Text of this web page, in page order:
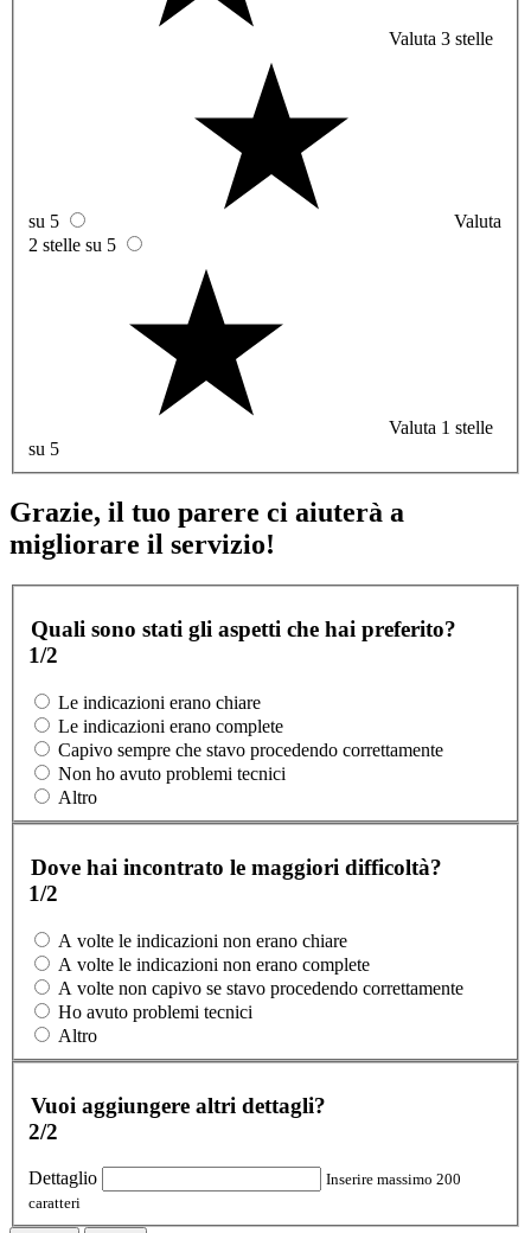
Valuta 3 stelle
su 5
Valuta
2 stelle su 5
Valuta 1 stelle
su 5
Grazie, il tuo parere ci aiuterà a
migliorare il servizio!
Quali sono stati gli aspetti che hai preferito?
1/2
Le indicazioni erano chiare
Le indicazioni erano complete
Capivo sempre che stavo procedendo correttamente
Non ho avuto problemi tecnici
Altro
Dove hai incontrato le maggiori difficoltà?
1/2
A volte le indicazioni non erano chiare
A volte le indicazioni non erano complete
A volte non capivo se stavo procedendo correttamente
Ho avuto problemi tecnici
Altro
Vuoi aggiungere altri dettagli?
2/2
Dettaglio
Inserire massimo 200
caratteri